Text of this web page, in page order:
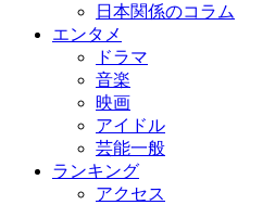
日本関係のコラム
エンタメ
ドラマ
音楽
映画
アイドル
芸能一般
ランキング
アクセス